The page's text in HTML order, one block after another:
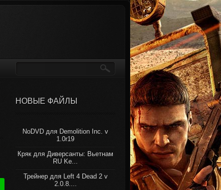
НОВЫЕ ФАЙЛЫ
NoDVD для Demolition Inc. v
1.0r19
Кряк для Диверсанты: Вьетнам
RU Ke...
Трейнер для Left 4 Dead 2 v
2.0.8....